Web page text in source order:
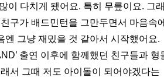
이 다치게 됐어요. 특히 무릎이요. 그래
구가 배드민턴을 그만두면서 마음속에
그냥 재밌을 것 같아서 시작했어요.
출연 이후에 함께했던 친구들과 형
서 그때 저도 아이돌이 되어야겠다는